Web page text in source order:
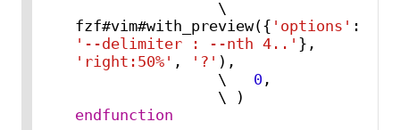
fzf#vim#with_preview({ 'options'
'--delimiter : --nth 4..'
'right:50%' , '?' ),
                \
0,
endfunction